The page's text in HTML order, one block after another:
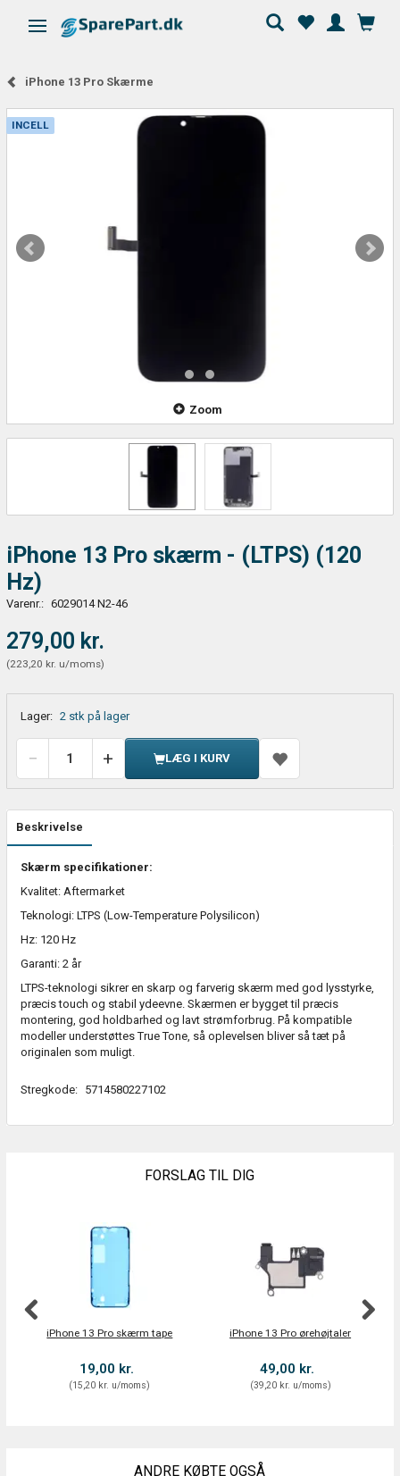
Skifte navigation
iPhone 13 Pro Skærme
INCELL
Zoom
iPhone 13 Pro skærm - (LTPS) (120
Hz)
Varenr.: 6029014 N2-46
279,00 kr.
(223,20 kr. u/moms)
Lager: 2 stk på lager
LÆG I KURV
Beskrivelse
Skærm specifikationer:
Kvalitet: Aftermarket
Teknologi: LTPS (Low-Temperature Polysilicon)
Hz: 120 Hz
Garanti: 2 år
LTPS-teknologi sikrer en skarp og farverig skærm med god lysstyrke,
præcis touch og stabil ydeevne. Skærmen er bygget til præcis
montering, god holdbarhed og lavt strømforbrug. På kompatible
modeller understøttes True Tone, så oplevelsen bliver så tæt på
originalen som muligt.
Stregkode: 5714580227102
FORSLAG TIL DIG
iPhone 13 Pro skærm tape
19,00 kr.
(15,20 kr. u/moms)
iPhone 13 Pro ørehøjtaler
49,00 kr.
(39,20 kr. u/moms)
ANDRE KØBTE OGSÅ